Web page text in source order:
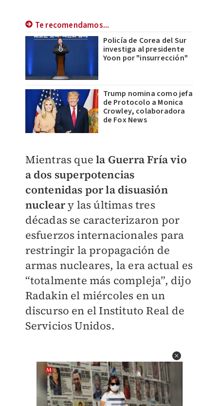
Te recomendamos...
Policía de Corea del Sur
investiga al presidente
Yoon por "insurrección"
Trump nomina como jefa
de Protocolo a Monica
Crowley, colaboradora
de Fox News
Mientras quela Guerra Fría vio
a dos superpotencias
contenidas por la disuasión
nucleary las últimas tres
décadas se caracterizaron por
esfuerzos internacionales para
restringir la propagación de
armas nucleares, la era actual es
“totalmente más compleja”, dijo
Radakin el miércoles en un
discurso en el Instituto Real de
Servicios Unidos.